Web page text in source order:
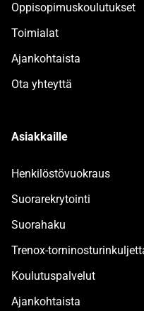
Oppisopimuskoulutukset
Toimialat
Ajankohtaista
Ota yhteyttä
Asiakkaille
Henkilöstövuokraus
Suorarekrytointi
Suorahaku
Trenox-
Koulutuspalvelut
Ajankohtaista